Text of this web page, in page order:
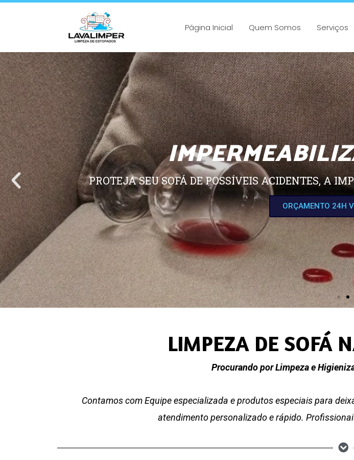
Página Inicial Quem Somos Serviços
PROTEJA SEU SOFÁ DE POSSÍVEIS ACIDENTES, A
ORÇAMENTO 24H
LIMPEZA DE SOFÁ
Procurando por Limpeza e
Contamos com Equipe especializada e produtos especiais para
atendimento personalizado e rápido.